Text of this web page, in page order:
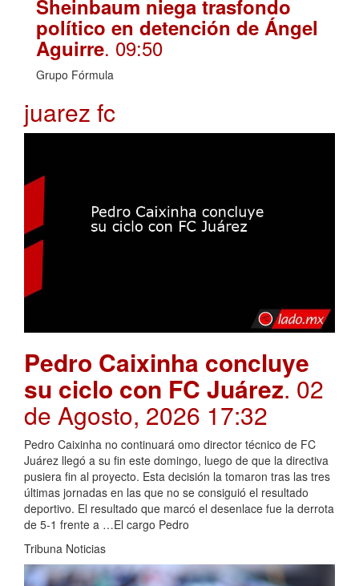
Sheinbaum niega trasfondo
político en detención de Ángel
Aguirre. 09:50
Grupo Fórmula
juarez fc
Pedro Caixinha concluye
su ciclo con FC Juárez. 02
de Agosto, 2026 17:32
Pedro Caixinha no continuará omo director técnico de FC
Juárez llegó a su fin este domingo, luego de que la directiva
pusiera fin al proyecto. Esta decisión la tomaron tras las tres
últimas jornadas en las que no se consiguió el resultado
deportivo. El resultado que marcó el desenlace fue la derrota
de 5-1 frente a …El cargo Pedro
Tribuna Noticias